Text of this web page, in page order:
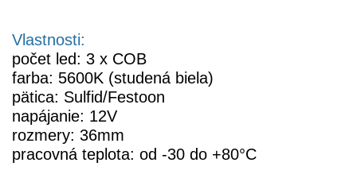
Vlastnosti:
počet led: 3 x COB
farba: 5600K (studená biela)
pätica: Sulfid/Festoon
napájanie: 12V
rozmery: 36mm
pracovná teplota: od -30 do +80°C